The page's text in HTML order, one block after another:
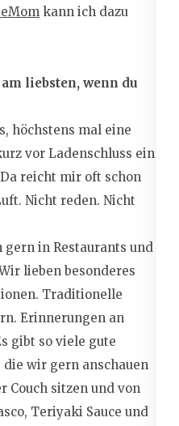
kann ich dazu
liebsten, wenn du
höchstens mal eine
vor Ladenschluss ein
reicht mir oft schon
Nicht reden. Nicht
in Restaurants und
lieben besonderes
Traditionelle
Erinnerungen an
gibt so viele gute
die wir gern anschauen
Couch sitzen und von
Teriyaki Sauce und